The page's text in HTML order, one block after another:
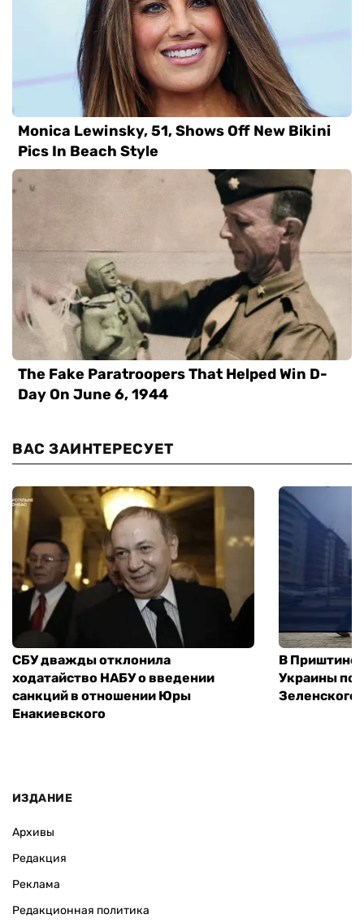
ВАС ЗАИНТЕРЕСУЕТ
СБУ дважды отклонила
ходатайство НАБУ о введении
санкций в отношении Юры
Енакиевского
В Приштине
Украины
Зеленского
ИЗДАНИЕ
Архивы
Редакция
Реклама
Редакционная политика